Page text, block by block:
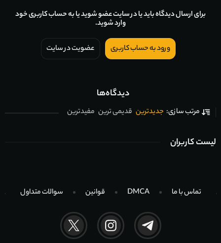
برای ارسال دیدگاه باید یا در سایت عضو شوید یا به حساب کاربری خود
وارد شوید.
ورود به حساب کاربری عضویت در سایت
دیدگاه‌ها
مرتب سازی: جدیدترین قدیمی ترین مفیدترین
لیست کاربران
تماس با ما DMCA قوانین سوالات متداول